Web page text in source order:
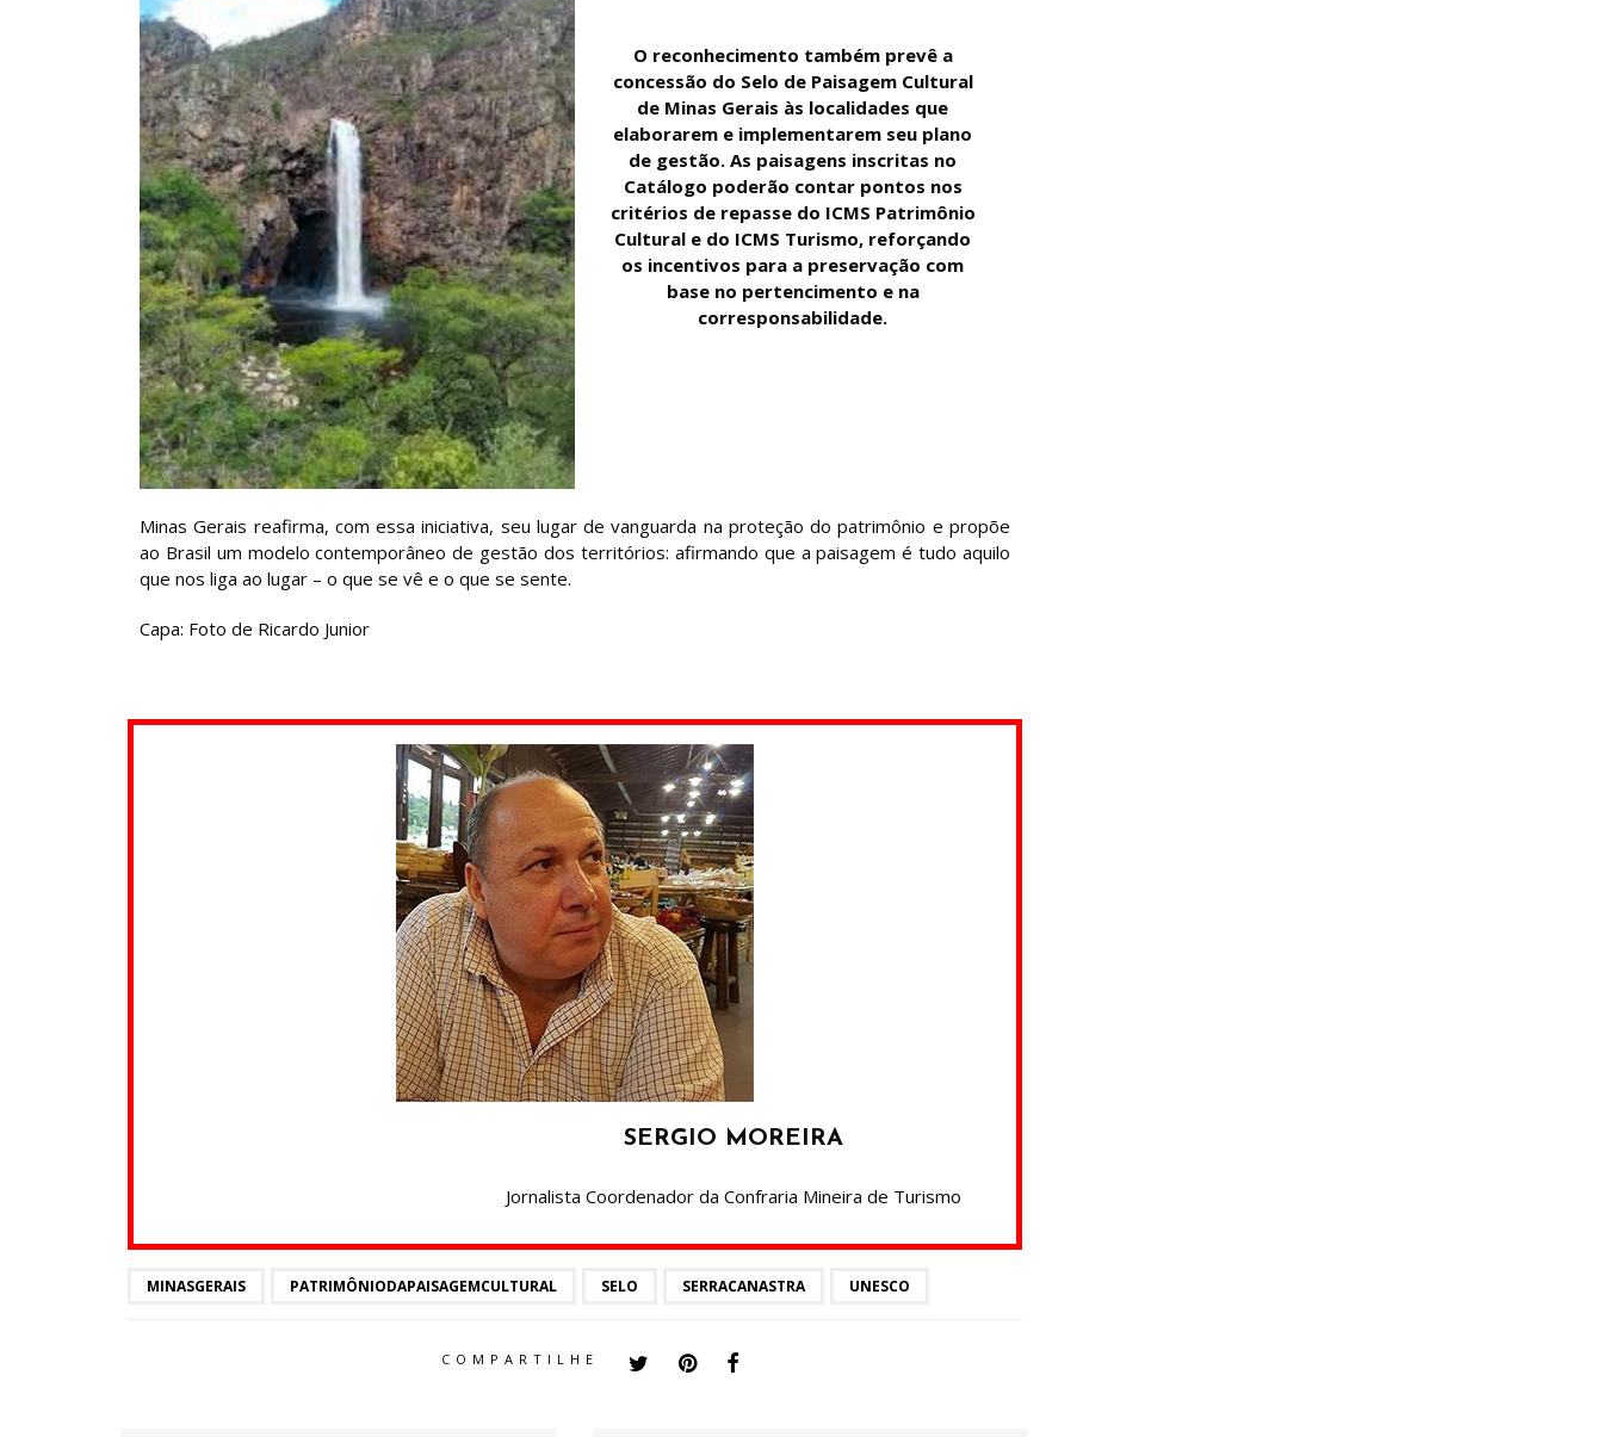
O reconhecimento também prevê a
concessão do Selo de Paisagem Cultural
de Minas Gerais às localidades que
elaborarem e implementarem seu plano
de gestão. As paisagens inscritas no
Catálogo poderão contar pontos nos
critérios de repasse do ICMS Patrimônio
Cultural e do ICMS Turismo, reforçando
os incentivos para a preservação com
base no pertencimento e na
corresponsabilidade.
Minas Gerais reafirma, com essa iniciativa, seu lugar de vanguarda na proteção do patrimônio e propõe
ao Brasil um modelo contemporâneo de gestão dos territórios: afirmando que a paisagem é tudo aquilo
que nos liga ao lugar – o que se vê e o que se sente.
Capa: Foto de Ricardo Junior
SERGIO MOREIRA
Jornalista Coordenador da Confraria Mineira de Turismo
MINASGERAIS PATRIMÔNIODAPAISAGEMCULTURAL SELO SERRACANASTRA UNESCO
COMPARTILHE